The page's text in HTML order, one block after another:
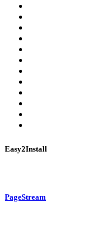
Easy2Install
PageStream